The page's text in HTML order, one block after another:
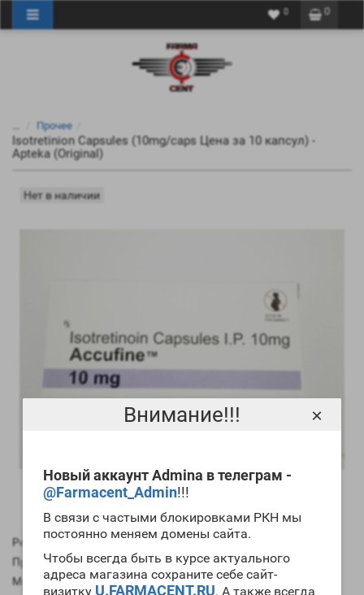
Внимание!!!
Новый аккаунт Admina в телеграм -
@Farmacent_Admin!!!
В связи с частыми блокировками РКН мы
постоянно меняем домены сайта.
Чтобы всегда быть в курсе актуального
адреса магазина сохраните себе сайт-
визитку U.FARMACENT.RU. А также всегда
×
0
0
Прочее
Isotretinion Capsules (10mg/caps Цена за 10 капсул) -
Apteka (Original)
Нет в наличии
Рейтинг:
Производитель:
Apteka (Original)
Модель:
349845